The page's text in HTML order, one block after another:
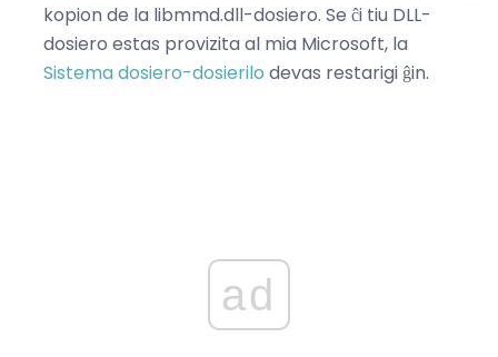
kopion de la libmmd.dll-dosiero. Se ĉi tiu DLL-
dosiero estas provizita al mia Microsoft, la
Sistema dosiero-dosierilo devas restarigi ĝin.
ad